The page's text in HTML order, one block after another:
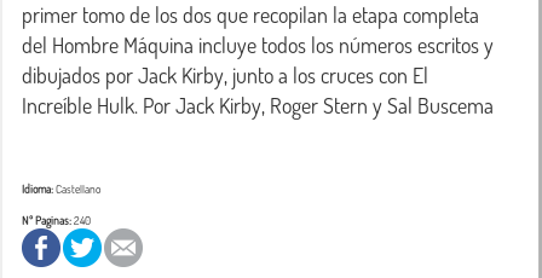
primer tomo de los dos que recopilan la etapa completa
del Hombre Máquina incluye todos los números escritos y
dibujados por Jack Kirby, junto a los cruces con El
Idioma:Castellano
Nº Paginas:240